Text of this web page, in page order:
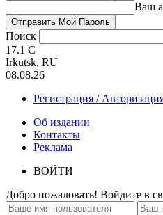
Ваш
Поиск
17.1 C
Irkutsk, RU
08.08.26
Регистрация /
Об издании
Контакты
Реклама
ВОЙТИ
Добро пожаловать! Войдите в